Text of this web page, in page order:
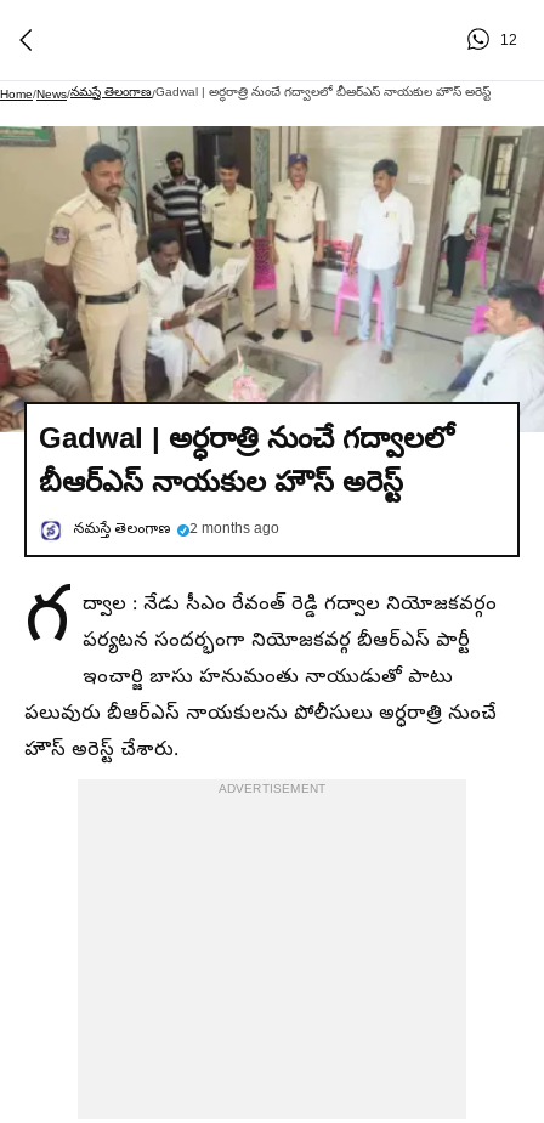
12
Home/News/నమస్తే తెలంగాణ/Gadwal | అర్ధరాత్రి నుంచే గద్వాలలో బీఆర్‌ఎస్‌ నాయకుల హౌస్ అరెస్ట్
Gadwal | అర్ధరాత్రి నుంచే గద్వాలలో
బీఆర్‌ఎస్‌ నాయకుల హౌస్ అరెస్ట్
నమస్తే తెలంగాణ 2 months ago
గ ద్వాల : నేడు సీఎం రేవంత్ రెడ్డి గద్వాల నియోజకవర్గం
పర్యటన సందర్భంగా నియోజకవర్గ బీఆర్ఎస్ పార్టీ
ఇంచార్జి బాసు హనుమంతు నాయుడుతో పాటు
పలువురు బీఆర్‌ఎస్‌ నాయకులను పోలీసులు అర్ధరాత్రి నుంచే
హౌస్ అరెస్ట్ చేశారు.
ADVERTISEMENT